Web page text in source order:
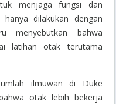
menjaga fungsi dan
dilakukan dengan
menyebutkan bahwa
latihan otak terutama
ilmuwan di Duke
otak lebih bekerja